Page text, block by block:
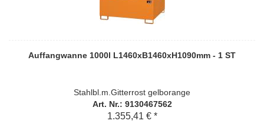
Auffangwanne 1000l L1460xB1460xH1090mm - 1 ST
Stahlbl.m.Gitterrost gelborange
Art. Nr.: 9130467562
1.355,41 € *